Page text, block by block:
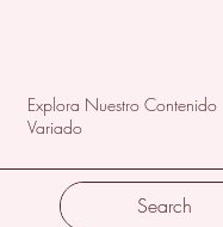
Explora Nuestro Contenido
Variado